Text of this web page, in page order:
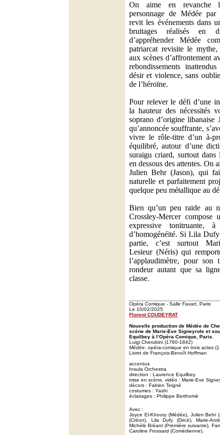
On aime en revanche
personnage de Médée
revit les événements dans
bruitages réalisés en
d’appréhender Médée
patriarcat revisite le
aux scènes d’affrontement
rebondissements
désir et violence, sans
de l’héroïne.
Pour relever le défi d’une
la hauteur des nécessités
soprano d’origine
qu’annoncée souffrante,
vivre le rôle-titre d’un à-
équilibré, autour d’une
suraigu criard, surtout dans
en dessous des attentes. On
Julien Behr (Jason), qui
naturelle et parfaitement
quelque peu métallique au
Bien qu’un peu raide au
Crossley-Mercer compose
expressive tonitruante,
d’homogénéité. Si Lila
partie, c’est surtout
Lesieur (Néris) qui
l’applaudimètre, pour son
rondeur autant que sa
classe.
Opéra Comique - Salle Favart, Paris
Le 10/02/2025
Florent COUDEYRAT
Nouvelle production de Médée de
scène de Marie-Eve Signeyrole et
Equilbey à l’Opéra Comique, Paris.
Luigi Cherubini (1760-1842)
Médée , opéra-comique en trois actes
Livret de François-Benoît Hoffman
accentus
Insula Orchestra
direction : Laurence Equilbey
mise en scène, vidéo : Marie-Eve
décors : Fabien Teigné
costumes : Yashi
éclairages : Philippe Berthomé
Avec :
Joyce El-Khoury (Médée), Julien Behr
(Créon), Lila Dufy (Dircé), Marie-
Michèle Bréant (Première suivante),
Caroline Frossard (Comédienne).